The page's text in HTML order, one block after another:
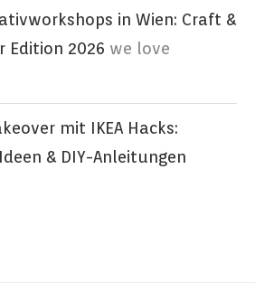
in Wien: Craft &
Edition 2026 we love
mit IKEA Hacks:
& DIY-Anleitungen